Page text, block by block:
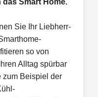
Sie Ihr Liebherr-
so von
Alltag spürbar
zum Beispiel der